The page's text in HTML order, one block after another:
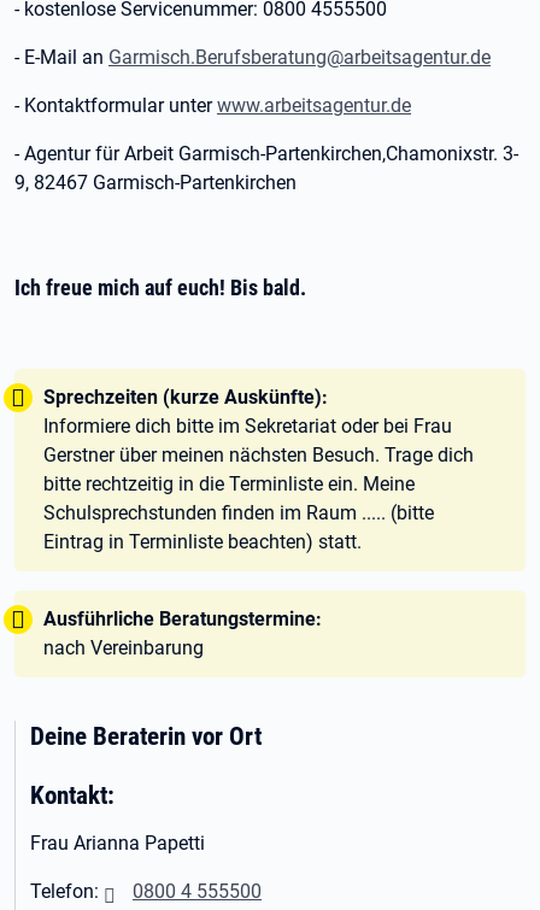
- kostenlose Servicenummer: 0800 4555500
- E-Mail an Garmisch.Berufsberatung@arbeitsagentur.de
- Kontaktformular unterwww.arbeitsagentur.de
- Agentur für Arbeit Garmisch-Partenkirchen,Chamonixstr. 3-
9, 82467 Garmisch-Partenkirchen
Ich freue mich auf euch! Bis bald.
Tipp:
Sprechzeiten (kurze Auskünfte):
Informiere dich bitte im Sekretariat oder bei Frau
Gerstner über meinen nächsten Besuch. Trage dich
bitte rechtzeitig in die Terminliste ein. Meine
Schulsprechstunden finden im Raum ..... (bitte
Eintrag in Terminliste beachten) statt.
Tipp:
Ausführliche Beratungstermine:
nach Vereinbarung
Deine Beraterin vor Ort
Kontakt:
Frau Arianna Papetti
Telefon: 0800 4 555500